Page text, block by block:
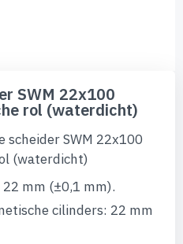
SWM 22x100
rol (waterdicht)
scheider SWM 22x100
(waterdicht)
mm (±0,1 mm).
cilinders: 22 mm